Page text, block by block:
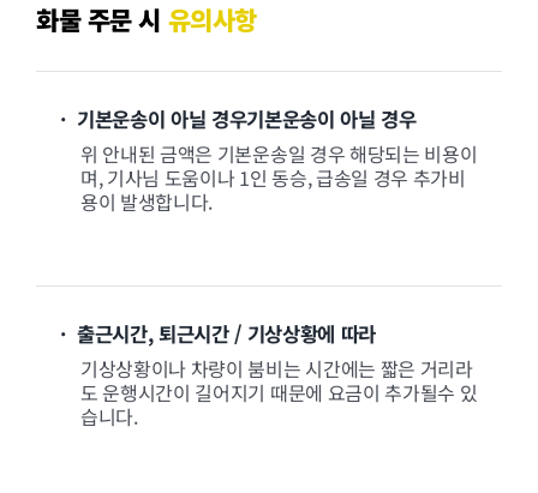
화물 주문 시 유의사항
· 기본운송이 아닐 경우기본운송이 아닐 경우
위 안내된 금액은 기본운송일 경우 해당되는 비용이
며, 기사님 도움이나 1인 동승, 급송일 경우 추가비
용이 발생합니다.
· 출근시간, 퇴근시간 / 기상상황에 따라
기상상황이나 차량이 붐비는 시간에는 짧은 거리라
도 운행시간이 길어지기 때문에 요금이 추가될수 있
습니다.